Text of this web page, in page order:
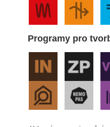
Programy pro